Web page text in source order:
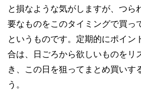
と損なような気がしますが、つら
要なものをこのタイミングで買っ
というものです。定期的にポイン
合は、日ごろから欲しいものをリ
き、この日を狙ってまとめ買いす
う。